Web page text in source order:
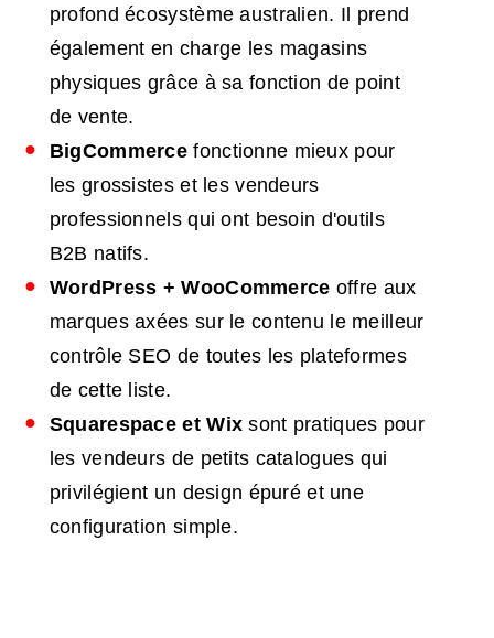
profond écosystème australien. Il prend
également en charge les magasins
physiques grâce à sa fonction de point
de vente.
BigCommerce fonctionne mieux pour
les grossistes et les vendeurs
professionnels qui ont besoin d'outils
B2B natifs.
WordPress + WooCommerce offre aux
marques axées sur le contenu le meilleur
contrôle SEO de toutes les plateformes
de cette liste.
Squarespace et Wix sont pratiques pour
les vendeurs de petits catalogues qui
privilégient un design épuré et une
configuration simple.